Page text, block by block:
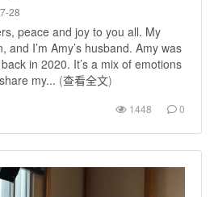
28
peace and joy to you all. My
and I’m Amy’s husband. Amy was
in 2020. It’s a mix of emotions
my... (查看全文)
1448 0